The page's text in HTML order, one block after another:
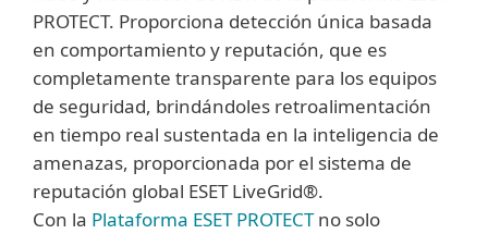
PROTECT. Proporciona detección única basada
en comportamiento y reputación, que es
completamente transparente para los equipos
de seguridad, brindándoles retroalimentación
en tiempo real sustentada en la inteligencia de
amenazas, proporcionada por el sistema de
reputación global ESET LiveGrid®.
Con la Plataforma ESET PROTECTno solo